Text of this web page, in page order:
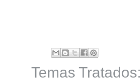
Temas Tratados: